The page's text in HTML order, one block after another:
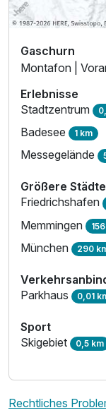
Gaschurn
Montafon |
Erlebnisse
Stadtzentrum
Badesee 1 km
Messegelände
Größere Städte
Friedrichshafen
Memmingen
München 290
Parkhaus 0,01
Sport
Skigebiet 0,5 km
Rechtliches